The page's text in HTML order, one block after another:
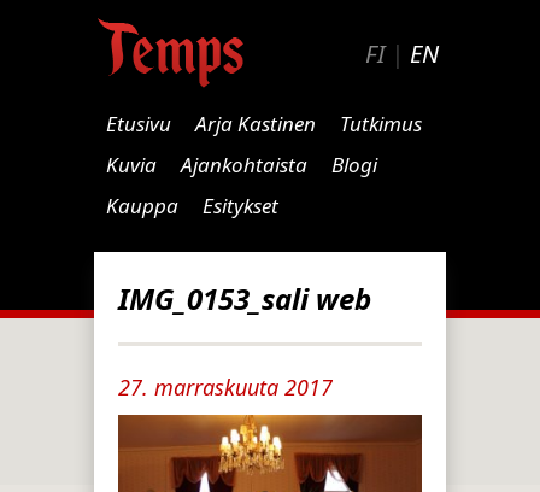
FI| EN
Etusivu Arja Kastinen
Tutkimus
Kuvia
Ajankohtaista
Blogi
Kauppa
Esitykset
IMG_0153_sali web
27. marraskuuta 2017